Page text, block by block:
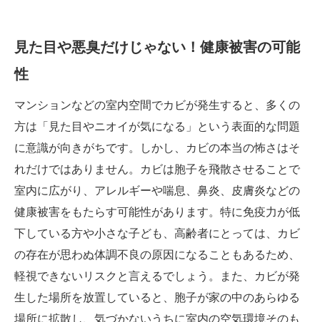
見た目や悪臭だけじゃない！健康被害の可能
性
マンションなどの室内空間でカビが発生すると、多くの
方は「見た目やニオイが気になる」という表面的な問題
に意識が向きがちです。しかし、カビの本当の怖さはそ
れだけではありません。カビは胞子を飛散させることで
室内に広がり、アレルギーや喘息、鼻炎、皮膚炎などの
健康被害をもたらす可能性があります。特に免疫力が低
下している方や小さな子ども、高齢者にとっては、カビ
の存在が思わぬ体調不良の原因になることもあるため、
軽視できないリスクと言えるでしょう。また、カビが発
生した場所を放置していると、胞子が家の中のあらゆる
場所に拡散し、気づかないうちに室内の空気環境そのも